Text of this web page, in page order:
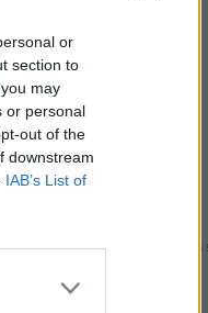
or
section to
may
or personal
out of the
downstream
IAB’s List of
30
269-4681
magyar festészet és